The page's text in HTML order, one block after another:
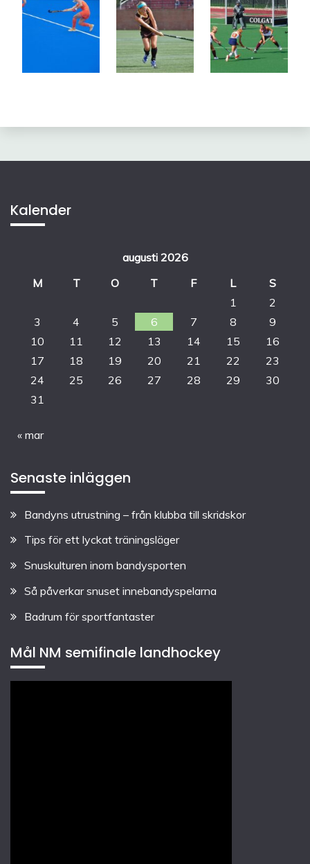
Kalender
augusti 2026
M
T O T F L
S
1
2
3
4 5 6 7 8
9
10
11 12 13 14 15
16
17
18 19 20 21 22
23
24
25 26 27 28 29
30
31
« mar
Senaste inläggen
Bandyns utrustning – från klubba till skridskor
Tips för ett lyckat träningsläger
Snuskulturen inom bandysporten
Så påverkar snuset innebandyspelarna
Badrum för sportfantaster
Mål NM semifinale landhockey